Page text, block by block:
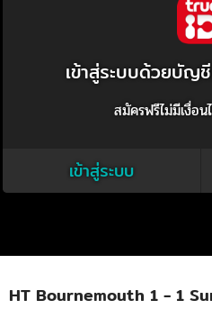
เข้าสู่ระบบด้วยบัญ
สมัครฟรีไม่มีเงื่อ
เข้าสู่ระบบ
HT Bournemouth 1 - 1